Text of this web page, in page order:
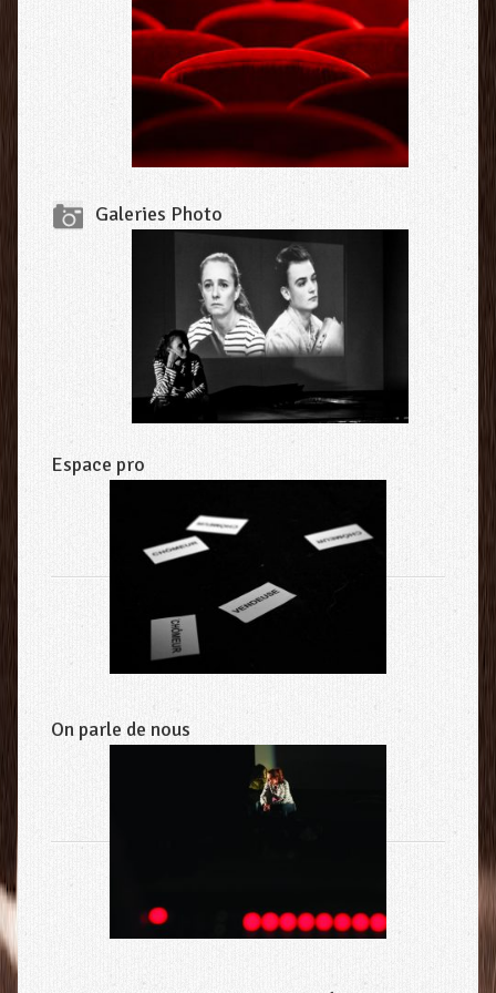
Galeries Photo
Espace pro
On parle de nous